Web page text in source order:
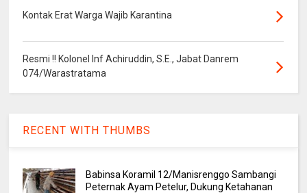
Kontak Erat Warga Wajib Karantina
Resmi !! Kolonel Inf Achiruddin, S.E., Jabat Danrem
074/Warastratama
RECENT WITH THUMBS
Babinsa Koramil 12/Manisrenggo Sambangi
Peternak Ayam Petelur, Dukung Ketahanan